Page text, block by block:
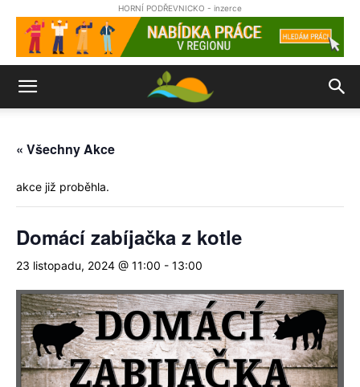
HORNÍ PODŘEVNICKO - inzerce
« Všechny Akce
akce již proběhla.
Domácí zabíjačka z kotle
23 listopadu, 2024 @ 11:00 - 13:00